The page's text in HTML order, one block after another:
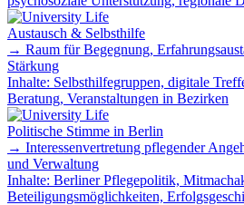
Austausch & Selbsthilfe
→ Raum für Begegnung,
Stärkung
Inhalte: Selbsthilfegruppen, digitale
Beratung, Veranstaltungen in Bezirken
Politische Stimme in Berlin
→ Interessenvertretung pflegender
und Verwaltung
Inhalte: Berliner Pflegepolitik,
Beteiligungsmöglichkeiten,